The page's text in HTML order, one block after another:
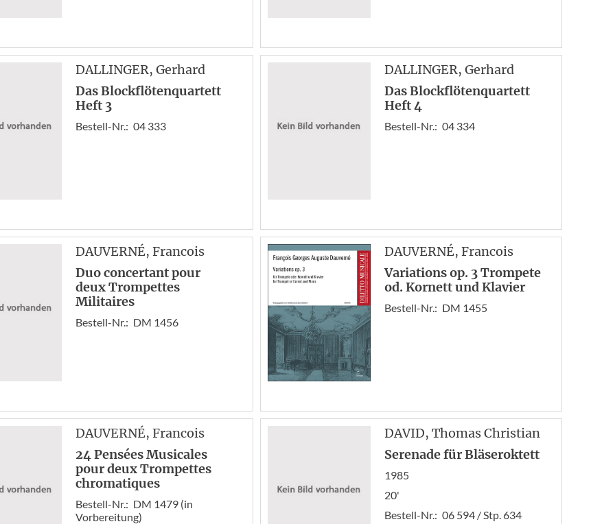
DALLINGER, Gerhard
Das Blockflötenquartett
Heft 3
Bestell-Nr.: 04 333
DALLINGER, Gerhard
Das Blockflötenquartett
Heft 4
Bestell-Nr.: 04 334
DAUVERNÉ, Francois
Duo concertant pour
deux Trompettes
Militaires
Bestell-Nr.: DM 1456
DAUVERNÉ, Francois
Variations op. 3 Trompete
od. Kornett und Klavier
Bestell-Nr.: DM 1455
DAUVERNÉ, Francois
24 Pensées Musicales
pour deux Trompettes
chromatiques
Bestell-Nr.: DM 1479 (in
Vorbereitung)
DAVID, Thomas Christian
Serenade für Bläseroktett
1985
20'
Bestell-Nr.: 06 594 / Stp. 634